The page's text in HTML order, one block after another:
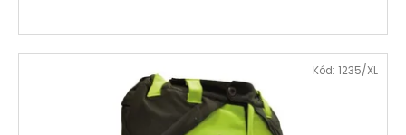
Kód: 1235/XL